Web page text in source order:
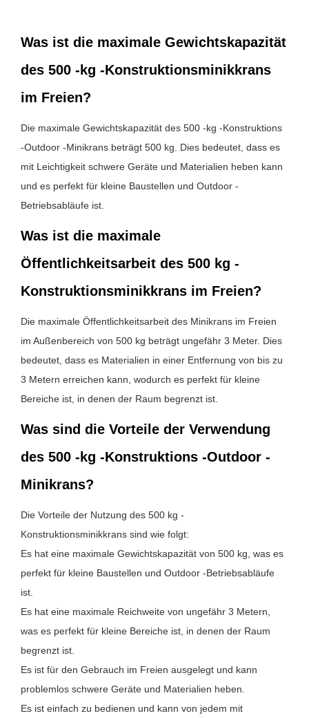
Was ist die maximale Gewichtskapazität
des 500 -kg -Konstruktionsminikkrans
im Freien?
Die maximale Gewichtskapazität des 500 -kg -Konstruktions
-Outdoor -Minikrans beträgt 500 kg. Dies bedeutet, dass es
mit Leichtigkeit schwere Geräte und Materialien heben kann
und es perfekt für kleine Baustellen und Outdoor -
Betriebsabläufe ist.
Was ist die maximale
Öffentlichkeitsarbeit des 500 kg -
Konstruktionsminikkrans im Freien?
Die maximale Öffentlichkeitsarbeit des Minikrans im Freien
im Außenbereich von 500 kg beträgt ungefähr 3 Meter. Dies
bedeutet, dass es Materialien in einer Entfernung von bis zu
3 Metern erreichen kann, wodurch es perfekt für kleine
Bereiche ist, in denen der Raum begrenzt ist.
Was sind die Vorteile der Verwendung
des 500 -kg -Konstruktions -Outdoor -
Minikrans?
Die Vorteile der Nutzung des 500 kg -
Konstruktionsminikkrans sind wie folgt:
Es hat eine maximale Gewichtskapazität von 500 kg, was es
perfekt für kleine Baustellen und Outdoor -Betriebsabläufe
ist.
Es hat eine maximale Reichweite von ungefähr 3 Metern,
was es perfekt für kleine Bereiche ist, in denen der Raum
begrenzt ist.
Es ist für den Gebrauch im Freien ausgelegt und kann
problemlos schwere Geräte und Materialien heben.
Es ist einfach zu bedienen und kann von jedem mit